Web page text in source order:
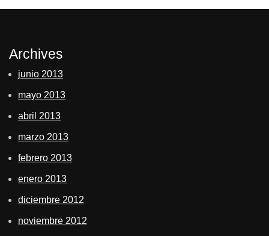
Archives
junio 2013
mayo 2013
abril 2013
marzo 2013
febrero 2013
enero 2013
diciembre 2012
noviembre 2012